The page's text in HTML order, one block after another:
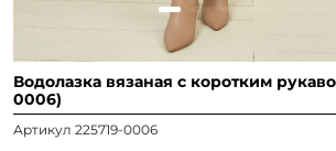
Водолазка вязаная с коротким
0006)
Артикул 225719-0006